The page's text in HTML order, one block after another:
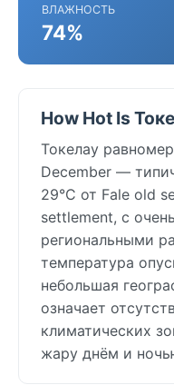
ВЛАЖНОСТЬ
74%
How Hot Is
Токелау
December —
29°C от Fale old
settlement, с
региональными
температура
небольшая
означает
климатических
жару днём и